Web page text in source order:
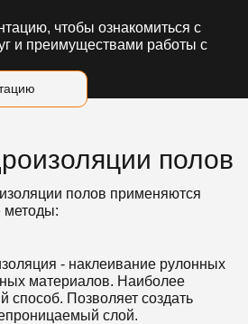
чтобы ознакомиться с
и преимуществами работы с
полов
полов применяются
- наклеивание рулонных
материалов. Наиболее
способ. Позволяет создать
слой.